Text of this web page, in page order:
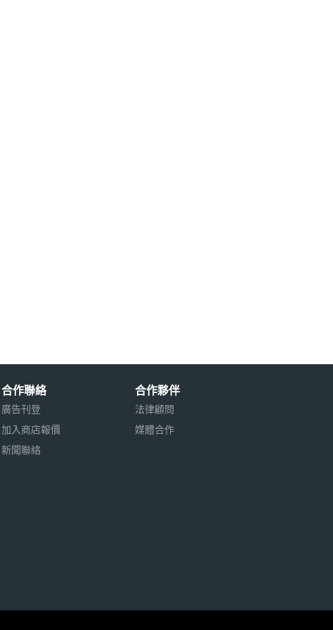
合作聯絡
廣告刊登
加入商店報價
新聞聯絡
合作夥伴
法律顧問
媒體合作